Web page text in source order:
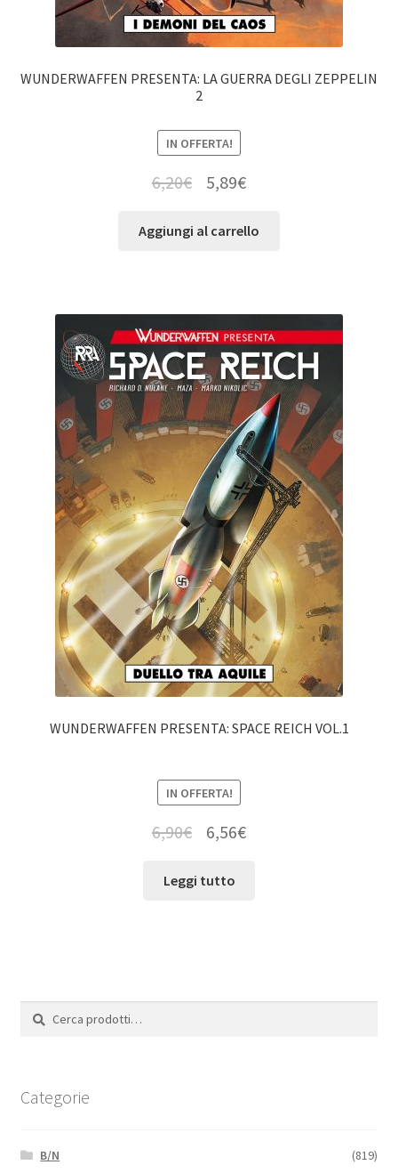
WUNDERWAFFEN PRESENTA: LA GUERRA DEGLI ZEPPELIN
2
IN OFFERTA!
6,20€ 5,89€
Aggiungi al carrello
WUNDERWAFFEN PRESENTA: SPACE REICH VOL.1
IN OFFERTA!
6,90€ 6,56€
Leggi tutto
Cerca:
Cerca
Categorie
B/N
(819)